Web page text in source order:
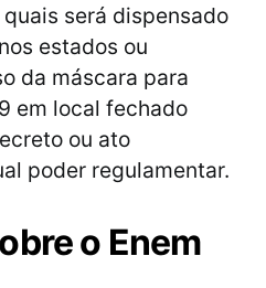
será dispensado
estados ou
da máscara para
em local fechado
ou ato
poder regulamentar.
o Enem